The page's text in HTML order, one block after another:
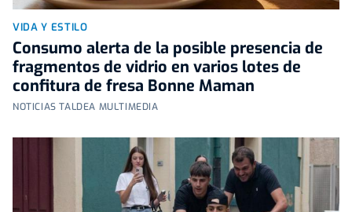
VIDA Y ESTILO
Consumo alerta de la posible presencia de
fragmentos de vidrio en varios lotes de
confitura de fresa Bonne Maman
NOTICIAS TALDEA MULTIMEDIA